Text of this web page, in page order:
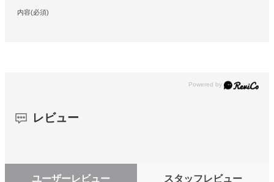
内容(必須)
レビュー
ユーザーレビュー スタッフレビュー